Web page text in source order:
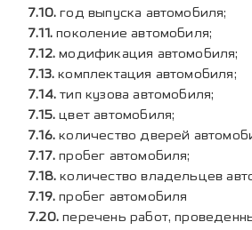
год выпуска автомобиля;
поколение автомобиля;
модификация автомобиля;
комплектация автомобиля;
тип кузова автомобиля;
цвет автомобиля;
количество дверей
пробег автомобиля;
количество владельцев
пробег автомобиля
перечень работ,